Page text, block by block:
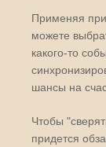
Применяя
можете
какого-то
шансы на
Чтобы
придется